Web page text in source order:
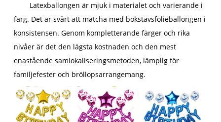
Latexballongen är mjuk i materialet och varierande i
färg. Det är svårt att matcha med bokstavsfolieballongen i
konsistensen. Genom kompletterande färger och rika
nivåer är det den lägsta kostnaden och den mest
enastående samlokaliseringsmetoden, lämplig för
familjefester och bröllopsarrangemang.